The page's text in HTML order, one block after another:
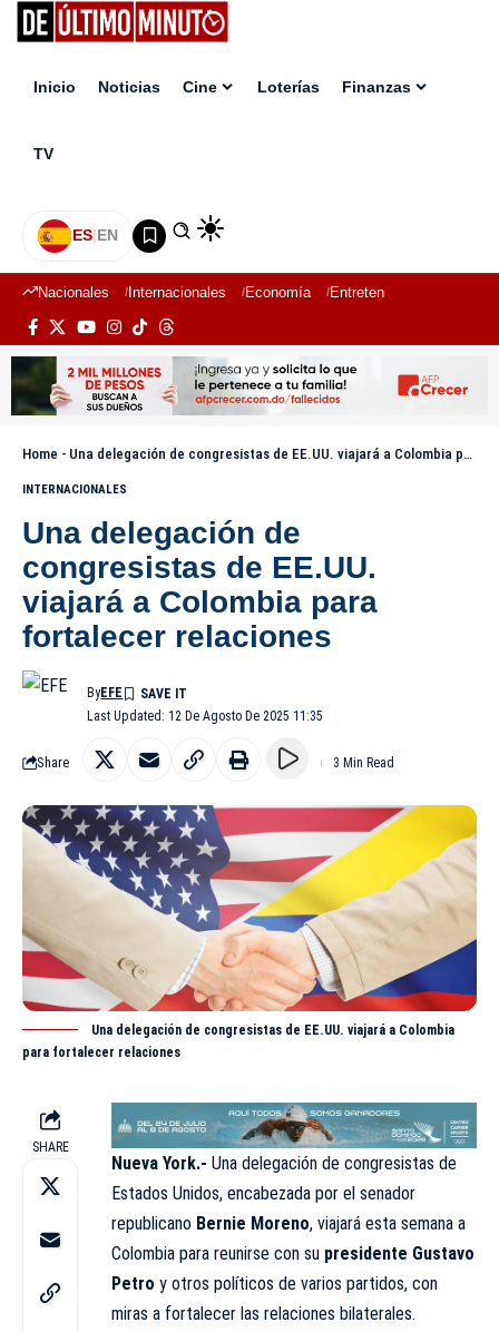
Inicio Noticias Cine Loterías Finanzas
TV
ES|EN
Nacionales Internacionales Economía Entretenimiento
Home - Una delegación de congresistas de EE.UU. viajará a Colombia para fortalecer relaciones
INTERNACIONALES
Una delegación de
congresistas de EE.UU.
viajará a Colombia para
fortalecer relaciones
Last Updated: 12 De Agosto De 2025 11:35
ByEFE
Share 3 Min Read
Una delegación de congresistas de EE.UU. viajará a Colombia
para fortalecer relaciones
SHARE
Nueva York.- Una delegación de congresistas de
Estados Unidos, encabezada por el senador
republicano Bernie Moreno, viajará esta semana a
Colombia para reunirse con su presidente Gustavo
Petro y otros políticos de varios partidos, con
miras a fortalecer las relaciones bilaterales.